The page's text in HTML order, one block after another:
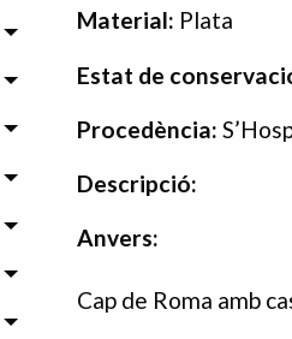
Material: Plata
Estat de
Procedència:
Descripció:
Anvers:
Cap de Roma amb